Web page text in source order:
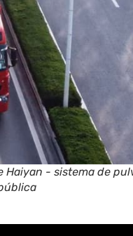
- sistema de